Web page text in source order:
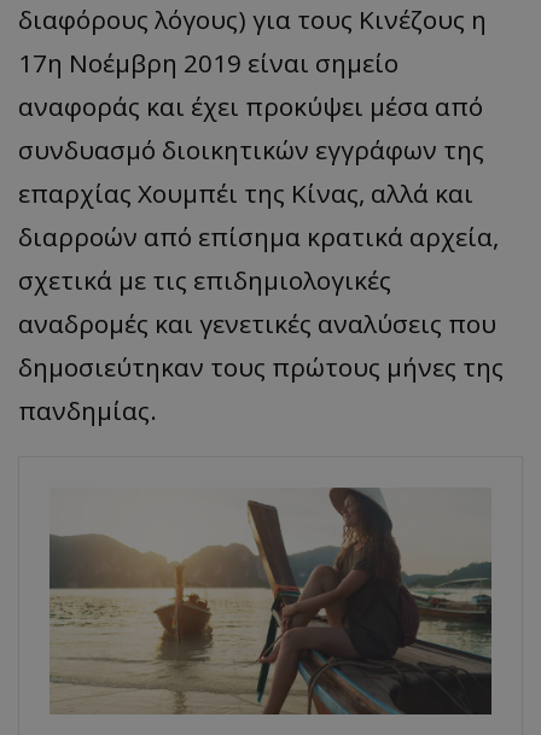
διαφόρους λόγους) για τους Κινέζους η
17η Νοέμβρη 2019 είναι σημείο
αναφοράς και έχει προκύψει μέσα από
συνδυασμό διοικητικών εγγράφων της
επαρχίας Χουμπέι της Κίνας, αλλά και
διαρροών από επίσημα κρατικά αρχεία,
σχετικά με τις επιδημιολογικές
αναδρομές και γενετικές αναλύσεις που
δημοσιεύτηκαν τους πρώτους μήνες της
πανδημίας.